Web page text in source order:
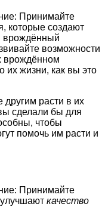
Принимайте
которые создают
врождённый
возможности
врождённом
их жизни, как вы это
другим расти в их
сделали бы для
чтобы
помочь им расти и
Принимайте
качество